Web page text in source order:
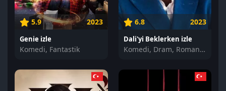
5.9 2023
Genie izle
Komedi, Fantastik
6.8 2023
Dali'yi Beklerken izle
Komedi, Dram, Romantik